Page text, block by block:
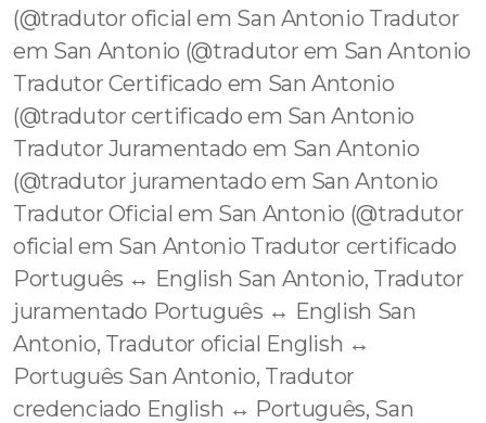
(@tradutor oficial em San Antonio Tradutor
em San Antonio (@tradutor em San Antonio
Tradutor Certificado em San Antonio
(@tradutor certificado em San Antonio
Tradutor Juramentado em San Antonio
(@tradutor juramentado em San Antonio
Tradutor Oficial em San Antonio (@tradutor
oficial em San Antonio Tradutor certificado
Português ↔️ English San Antonio, Tradutor
juramentado Português ↔️ English San
Antonio, Tradutor oficial English ↔️
Português San Antonio, Tradutor
credenciado English ↔️ Português, San